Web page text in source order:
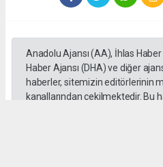
Anadolu Ajansı (AA), İhlas
Haber Ajansı (DHA) ve diğer
haberler, sitemizin editörlerinin
kanallarından çekilmektedir. Bu